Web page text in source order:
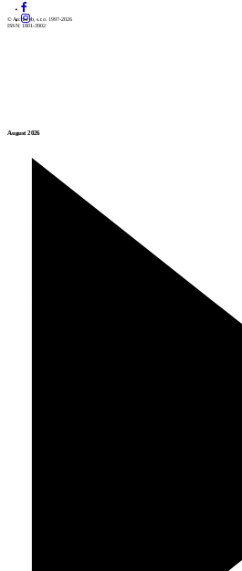
August 2026
© Archiweb, s.r.o. 1997-2026
ISSN: 1801-3902